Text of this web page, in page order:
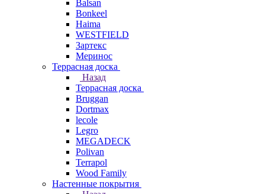
Balsan
Bonkeel
Haima
WESTFIELD
Зартекс
Меринос
Террасная доска
Назад
Террасная доска
Bruggan
Dortmax
lecole
Legro
MEGADECK
Polivan
Terrapol
Wood Family
Настенные покрытия